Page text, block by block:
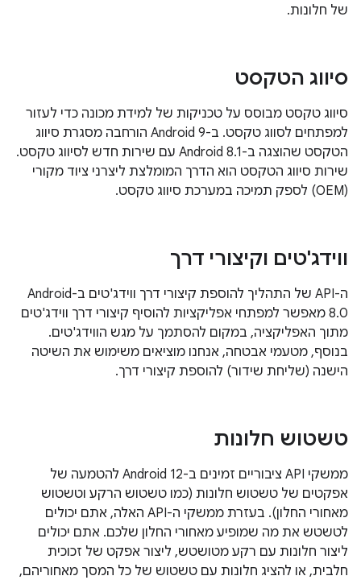
של חלונות.
סיווג הטקסט
סיווג טקסט מבוסס על טכניקות של למידת מכונה כדי לעזור
למפתחים לסווג טקסט. ב-Android 9 הורחבה מסגרת סיווג
הטקסט שהוצגה ב-Android 8.1 עם שירות חדש לסיווג טקסט.
שירות סיווג הטקסט הוא הדרך המומלצת ליצרני ציוד מקורי
(OEM) לספק תמיכה במערכת סיווג טקסט.
ווידג'טים וקיצורי דרך
ה-API של התהליך להוספת קיצורי דרך ווידג'טים ב-Android
8.0 מאפשר למפתחי אפליקציות להוסיף קיצורי דרך ווידג'טים
מתוך האפליקציה, במקום להסתמך על מגש הווידג'טים.
בנוסף, מטעמי אבטחה, אנחנו מוציאים משימוש את השיטה
הישנה (שליחת שידור) להוספת קיצורי דרך.
טשטוש חלונות
ממשקי API ציבוריים זמינים ב-Android 12 להטמעה של
אפקטים של טשטוש חלונות (כמו טשטוש הרקע וטשטוש
מאחורי החלון). בעזרת ממשקי ה-API האלה, אתם יכולים
לטשטש את מה שמופיע מאחורי החלון שלכם. אתם יכולים
ליצור חלונות עם רקע מטושטש, ליצור אפקט של זכוכית
חלבית, או להציג חלונות עם טשטוש של כל המסך מאחוריהם,